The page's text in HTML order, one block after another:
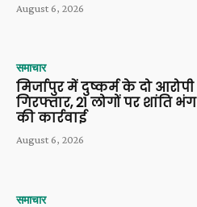
August 6, 2026
समाचार
मिर्जापुर में दुष्कर्म के दो आरोपी
गिरफ्तार, 21 लोगों पर शांति भंग
की कार्रवाई
August 6, 2026
समाचार